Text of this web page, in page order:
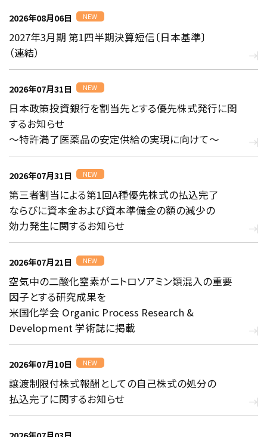
NEW
2026年08月06日
2027年3月期 第1四半期決算短信〔日本基準〕
（連結）
NEW
2026年07月31日
日本政策投資銀行を割当先とする優先株式発行に関
するお知らせ
～特許満了医薬品の安定供給の実現に向けて～
NEW
2026年07月31日
第三者割当による第1回A種優先株式の払込完了
ならびに資本金および資本準備金の額の減少の
効力発生に関するお知らせ
NEW
2026年07月21日
空気中の二酸化窒素がニトロソアミン類混入の重要
因子とする研究成果を
米国化学会 Organic Process Research &
Development 学術誌に掲載
NEW
2026年07月10日
譲渡制限付株式報酬としての自己株式の処分の
払込完了に関するお知らせ